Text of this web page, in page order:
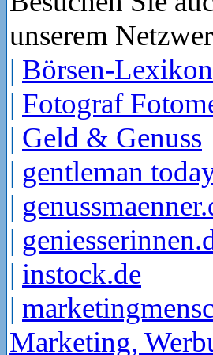
unserem
| Börsen-Lexikon
| Fotograf
| Geld & Genuss
| gentleman
|
|
| instock.de
|
Marketing,